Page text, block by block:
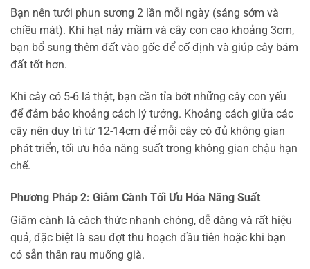
Bạn nên tưới phun sương 2 lần mỗi ngày (sáng sớm và
chiều mát). Khi hạt nảy mầm và cây con cao khoảng 3cm,
bạn bổ sung thêm đất vào gốc để cố định và giúp cây bám
đất tốt hơn.
Khi cây có 5-6 lá thật, bạn cần tỉa bớt những cây con yếu
để đảm bảo khoảng cách lý tưởng. Khoảng cách giữa các
cây nên duy trì từ 12-14cm để mỗi cây có đủ không gian
phát triển, tối ưu hóa năng suất trong không gian chậu hạn
chế.
Phương Pháp 2: Giâm Cành Tối Ưu Hóa Năng Suất
Giâm cành là cách thức nhanh chóng, dễ dàng và rất hiệu
quả, đặc biệt là sau đợt thu hoạch đầu tiên hoặc khi bạn
có sẵn thân rau muống già.